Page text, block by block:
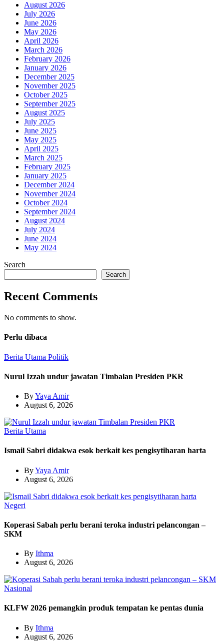
August 2026
July 2026
June 2026
May 2026
April 2026
March 2026
February 2026
January 2026
December 2025
November 2025
October 2025
September 2025
August 2025
July 2025
June 2025
May 2025
April 2025
March 2025
February 2025
January 2025
December 2024
November 2024
October 2024
September 2024
August 2024
July 2024
June 2024
May 2024
Search
Search
Recent Comments
No comments to show.
Perlu dibaca
Berita Utama Politik
Nurul Izzah undur jawatan Timbalan Presiden PKR
ByYaya Amir
August 6, 2026
Berita Utama
Ismail Sabri didakwa esok berkait kes pengisytiharan harta
ByYaya Amir
August 6, 2026
Negeri
Koperasi Sabah perlu berani teroka industri pelancongan –
SKM
By Ithma
August 6, 2026
Nasional
KLFW 2026 pemangkin produk tempatan ke pentas dunia
By Ithma
August 6, 2026